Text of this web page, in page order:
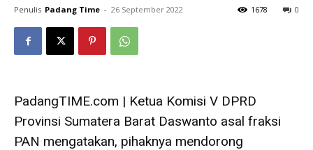
Penulis Padang Time - 26 September 2022 0
1678
PadangTIME.com | Ketua Komisi V DPRD
Provinsi Sumatera Barat Daswanto asal fraksi
PAN mengatakan, pihaknya mendorong